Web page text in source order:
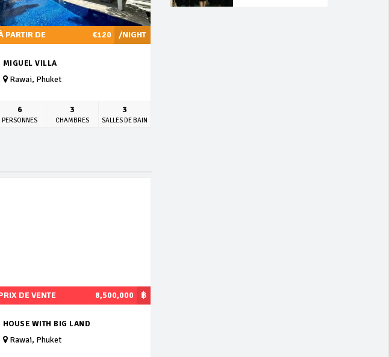
/NIGHT
PARTIR DE €120
MIGUEL VILLA
Rawai, Phuket
6
PERSONNES
3
CHAMBRES
3
SALLES DE BAIN
฿
DE VENTE 8,500,000
HOUSE WITH BIG LAND
Rawai, Phuket